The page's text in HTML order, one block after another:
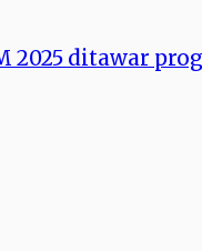
2025 ditawar